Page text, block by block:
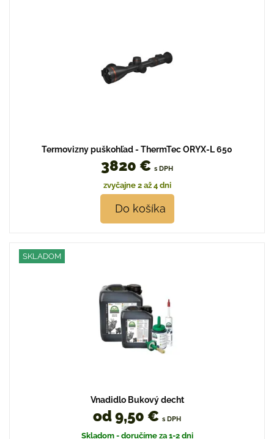
Termovizny puškohľad - ThermTec ORYX-L 650
3820 € s DPH
zvyčajne 2 až 4 dni
Do košíka
SKLADOM
Vnadidlo Bukový decht
od 9,50 € s DPH
Skladom - doručíme za 1-2 dni